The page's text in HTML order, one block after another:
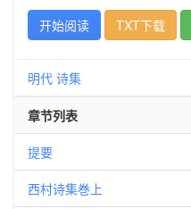
开始阅读
TXT下载
明代 诗集
章节列表
提要
西村诗集巻上